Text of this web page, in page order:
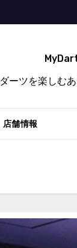
ダーツを楽しむ
店舗情報